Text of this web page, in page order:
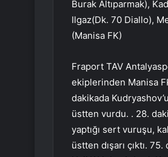
Burak Altıparmak),
Ilgaz(Dk. 70 Diallo),
(Manisa FK)
Fraport TAV
ekiplerinden Manisa
dakikada
üstten vurdu. . 28.
yaptığı sert vuruşu,
üstten dışarı çıktı.